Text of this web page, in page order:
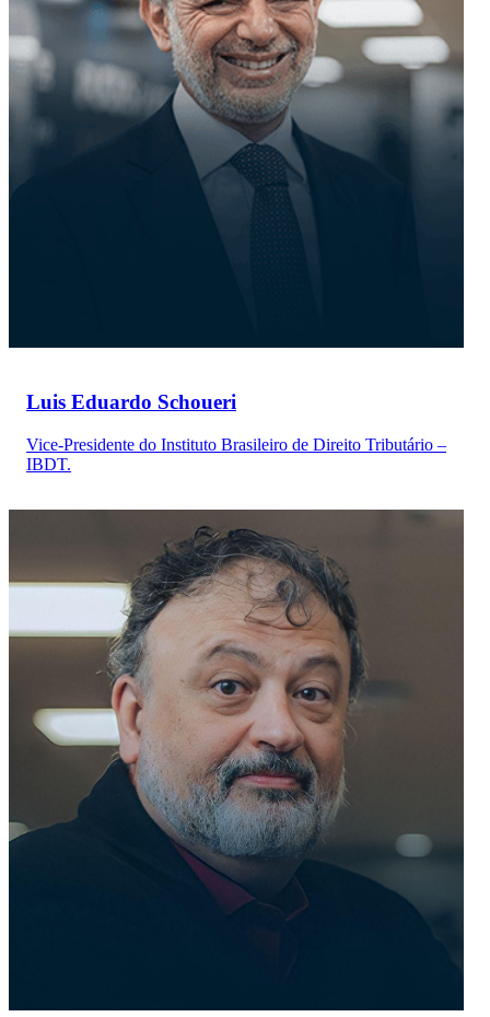
Luis Eduardo Schoueri
Vice-Presidente do Instituto Brasileiro de Direito Tributário –
IBDT.